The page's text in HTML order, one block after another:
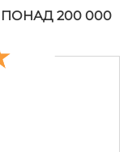
200 000